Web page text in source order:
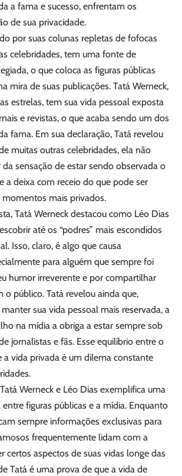
a fama e sucesso, enfrentam os
de sua privacidade.
por suas colunas repletas de fofocas
celebridades, tem uma fonte de
o que coloca as figuras públicas
mira de suas publicações. Tatá Werneck,
estrelas, tem sua vida pessoal exposta
e revistas, o que acaba sendo um dos
fama. Em sua declaração, Tatá revelou
muitas outras celebridades, ela não
da sensação de estar sendo observada o
a deixa com receio do que pode ser
momentos mais privados.
Tatá Werneck destacou como Léo Dias
até os “podres” mais escondidos
Isso, claro, é algo que causa
para alguém que sempre foi
humor irreverente e por compartilhar
o público. Tatá revelou ainda que,
sua vida pessoal mais reservada, a
na mídia a obriga a estar sempre sob
jornalistas e fãs. Esse equilíbrio entre o
a vida privada é um dilema constante
Werneck e Léo Dias exemplifica uma
figuras públicas e a mídia. Enquanto
sempre informações exclusivas para
frequentemente lidam com a
certos aspectos de suas vidas longe das
Tatá é uma prova de que a vida de